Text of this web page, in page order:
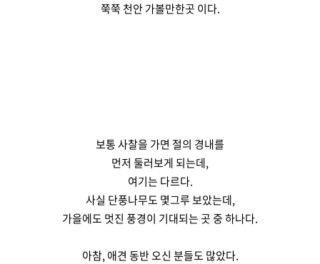
쭉쭉 천안 가볼만한곳 이다.
보통 사찰을 가면 절의 경내를
먼저 둘러보게 되는데,
여기는 다르다.
사실 단풍나무도 몇그루 보았는데,
가을에도 멋진 풍경이 기대되는 곳 중 하나다.
아참, 애견 동반 오신 분들도 많았다.